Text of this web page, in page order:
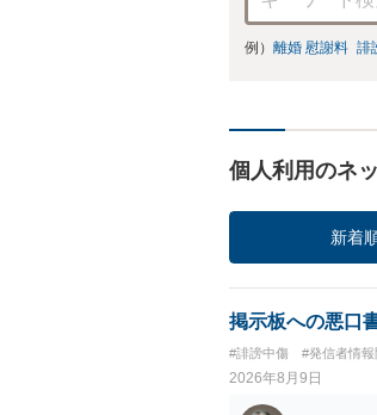
例） 離婚 慰謝料 誹
個人利用のネ
新着
掲示板への悪口
#誹謗中傷 #発信者情
2026年8月9日